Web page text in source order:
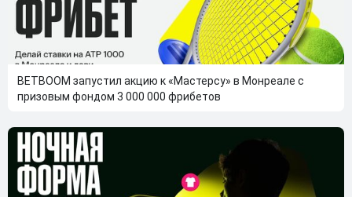
BETBOOM запустил акцию к «Мастерсу» в Монреале с
призовым фондом 3 000 000 фрибетов